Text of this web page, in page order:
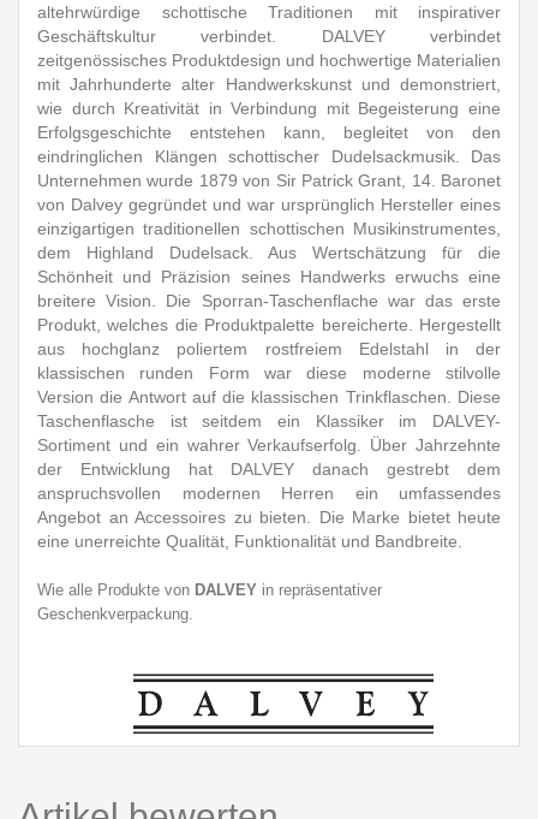
altehrwürdige schottische Traditionen mit inspirativer
Geschäftskultur verbindet. DALVEY verbindet
zeitgenössisches Produktdesign und hochwertige Materialien
mit Jahrhunderte alter Handwerkskunst und demonstriert,
wie durch Kreativität in Verbindung mit Begeisterung eine
Erfolgsgeschichte entstehen kann, begleitet von den
eindringlichen Klängen schottischer Dudelsackmusik. Das
Unternehmen wurde 1879 von Sir Patrick Grant, 14. Baronet
von Dalvey gegründet und war ursprünglich Hersteller eines
einzigartigen traditionellen schottischen Musikinstrumentes,
dem Highland Dudelsack. Aus Wertschätzung für die
Schönheit und Präzision seines Handwerks erwuchs eine
breitere Vision. Die Sporran-Taschenflache war das erste
Produkt, welches die Produktpalette bereicherte. Hergestellt
aus hochglanz poliertem rostfreiem Edelstahl in der
klassischen runden Form war diese moderne stilvolle
Version die Antwort auf die klassischen Trinkflaschen. Diese
Taschenflasche ist seitdem ein Klassiker im DALVEY-
Sortiment und ein wahrer Verkaufserfolg. Über Jahrzehnte
der Entwicklung hat DALVEY danach gestrebt dem
anspruchsvollen modernen Herren ein umfassendes
Angebot an Accessoires zu bieten. Die Marke bietet heute
eine unerreichte Qualität, Funktionalität und Bandbreite.
Wie alle Produkte von DALVEY in repräsentativer
Geschenkverpackung.